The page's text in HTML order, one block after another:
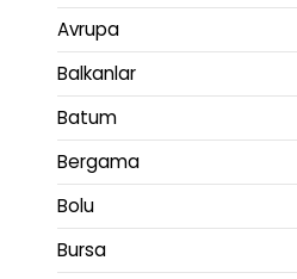
Avrupa
Balkanlar
Batum
Bergama
Bolu
Bursa